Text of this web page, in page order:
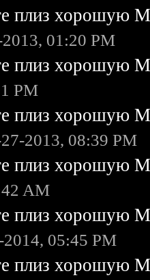
плиз хорошую
01:20 PM
плиз хорошую
PM
плиз хорошую
2013, 08:39 PM
плиз хорошую
AM
плиз хорошую
2014, 05:45 PM
плиз хорошую